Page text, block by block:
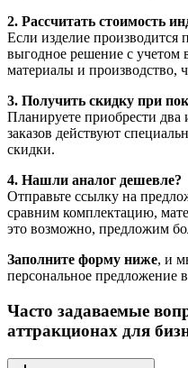
2. Рассчитать стоимость
Если изделие производится
выгодное решение с учетом
материалы и производство,
3. Получить скидку при
Планируете приобрести два
заказов действуют
скидки.
4. Нашли аналог дешевле?
Отправьте ссылку на
сравним комплектацию,
это возможно, предложим
Заполните форму ниже, и
персональное предложение
Часто задаваемые
аттракционах для